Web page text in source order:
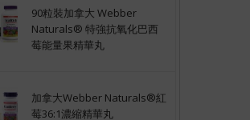
90粒裝加拿大 Webber
Naturals® 特強抗氧化巴西
莓能量果精華丸
加拿大Webber Naturals®紅
莓36:1濃縮精華丸